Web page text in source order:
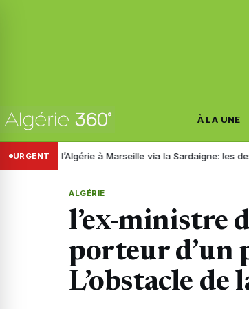
À LA UNE
URGENT
De l’Algérie à Marseille via la Sardaigne: les dessous
ALGÉRIE
l’ex-ministre
porteur d’un
L’obstacle